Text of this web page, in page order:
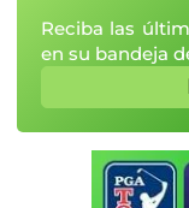
Reciba las
en su bandeja